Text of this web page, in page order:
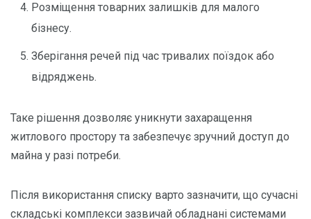
Розміщення товарних залишків для малого
бізнесу.
Зберігання речей під час тривалих поїздок або
відряджень.
Таке рішення дозволяє уникнути захаращення
житлового простору та забезпечує зручний доступ до
майна у разі потреби.
Після використання списку варто зазначити, що сучасні
складські комплекси зазвичай обладнані системами